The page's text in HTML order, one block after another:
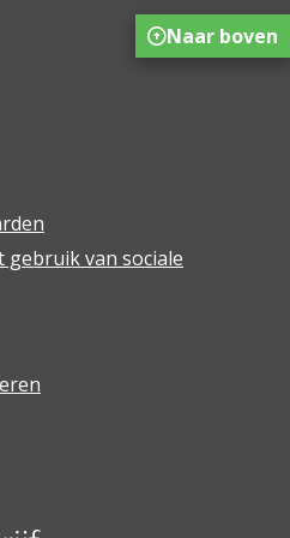
gebruik van sociale
Naar boven